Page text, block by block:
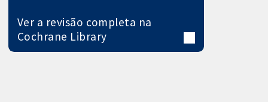
Ver a revisão completa na
Cochrane Library